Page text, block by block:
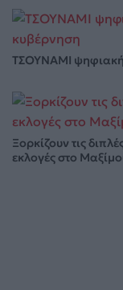
ΤΣΟΥΝΑΜΙ
Ξορκίζουν τις
εκλογές στο